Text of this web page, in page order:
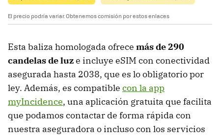
El precio podría variar. Obtenemos comisión por estos enlaces
Esta baliza homologada ofrece más de 290
candelas de luze incluye eSIM con conectividad
asegurada hasta 2038, que es lo obligatorio por
ley. Además, es compatible con la app
myIncidence, una aplicación gratuita que facilita
que podamos contactar de forma rápida con
nuestra aseguradora o incluso con los servicios